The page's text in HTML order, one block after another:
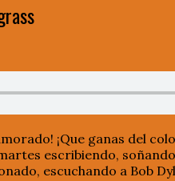
¡Que ganas del
escribiendo,
escuchando a Bob